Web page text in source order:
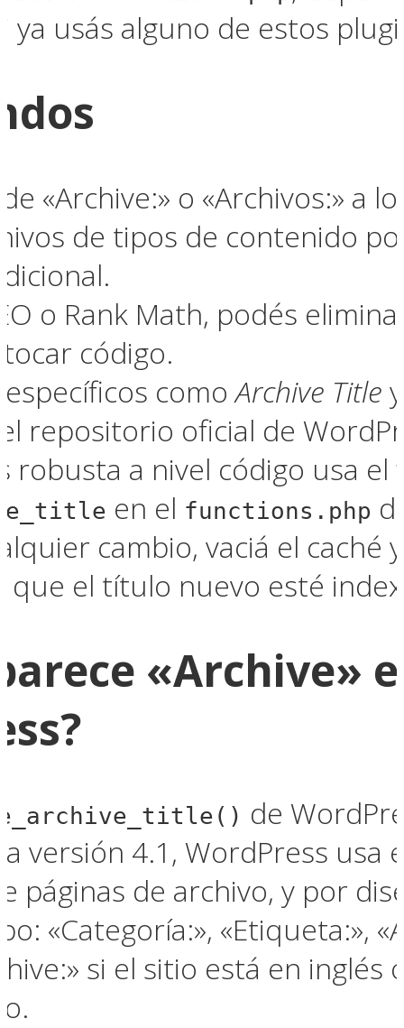
ya usás alguno de estos
«Archive:» o «Archivos:» a
de tipos de contenido
o Rank Math, podés
código.
comoArchive Title
repositorio oficial de
robusta a nivel código usa el
en el functions.php
cambio, vaciá el caché
que el título nuevo esté
«Archive»
de
versión 4.1, WordPress usa
páginas de archivo, y por
«Categoría:», «Etiqueta:»,
si el sitio está en inglés